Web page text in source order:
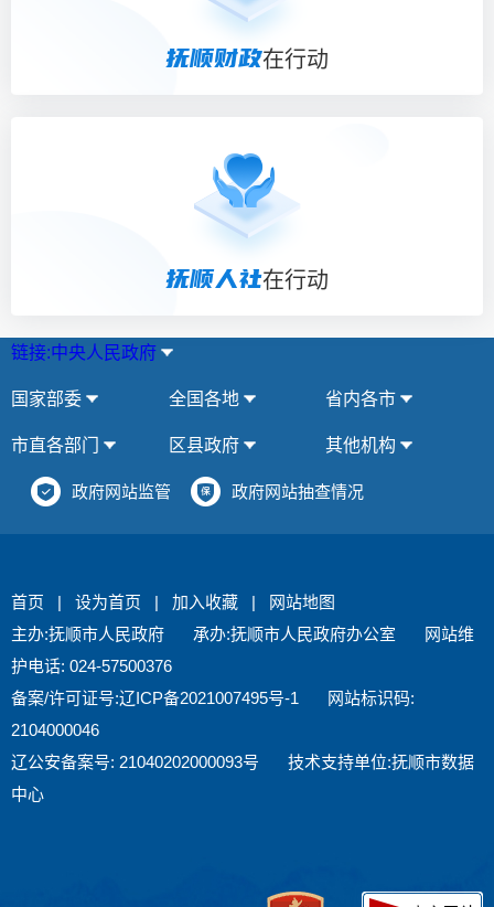
抚顺财政在行动
抚顺人社在行动
链接:中央人民政府
国家部委 全国各地 省内各市
市直各部门 区县政府 其他机构
政府网站监管 政府网站抽查情况
首页 | 设为首页 | 加入收藏 |
网站地图
主办:抚顺市人民政府
承办:抚顺市人民政府办公室
网站维
护电话: 024-57500376
备案/许可证号:辽ICP备2021007495号-1
网站标识码:
2104000046
辽公安备案号: 21040202000093号
技术支持单位:抚顺市数据
中心